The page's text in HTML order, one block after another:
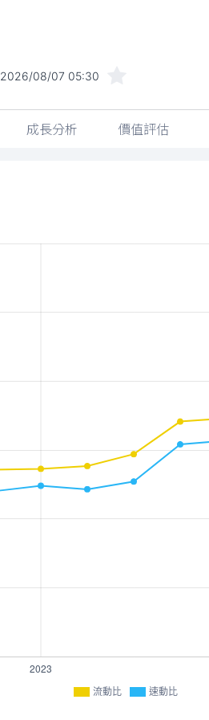
2026/08/07 05:30
成長分析 價值評估
流動比 速動比